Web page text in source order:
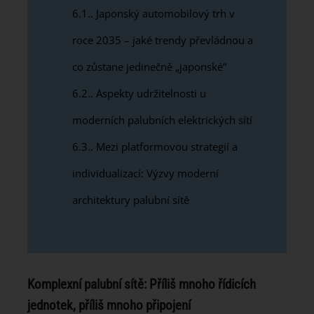
6.1. Japonský automobilový trh v
roce 2035 – jaké trendy převládnou a
co zůstane jedinečně „japonské“
6.2. Aspekty udržitelnosti u
moderních palubních elektrických sítí
6.3. Mezi platformovou strategií a
individualizací: Výzvy moderní
architektury palubní sítě
Komplexní palubní sítě: Příliš mnoho řídicích
jednotek, příliš mnoho připojení